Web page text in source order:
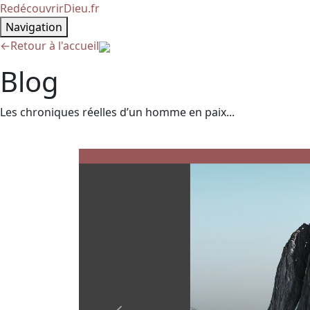
RedécouvrirDieu.fr
Navigation
←Retour à l'accueil
Blog
Les chroniques réelles d’un homme en paix...